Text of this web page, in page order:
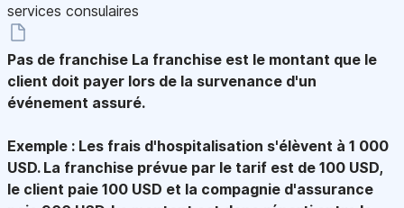
services consulaires
Pas de franchise La franchise est le montant que le
client doit payer lors de la survenance d'un
événement assuré.
Exemple : Les frais d'hospitalisation s'élèvent à 1 000
USD. La franchise prévue par le tarif est de 100 USD,
le client paie 100 USD et la compagnie d'assurance